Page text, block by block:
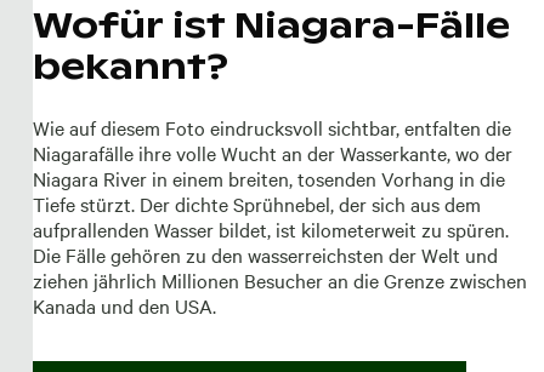
Wofür ist Niagara-Fälle
bekannt?
Wie auf diesem Foto eindrucksvoll sichtbar, entfalten die
Niagarafälle ihre volle Wucht an der Wasserkante, wo der
Niagara River in einem breiten, tosenden Vorhang in die
Tiefe stürzt. Der dichte Sprühnebel, der sich aus dem
aufprallenden Wasser bildet, ist kilometerweit zu spüren.
Die Fälle gehören zu den wasserreichsten der Welt und
ziehen jährlich Millionen Besucher an die Grenze zwischen
Kanada und den USA.